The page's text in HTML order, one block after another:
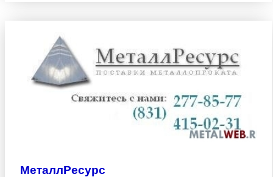
МеталлРесурс